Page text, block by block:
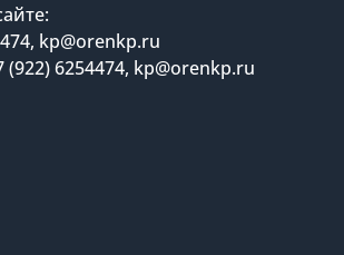
kp@orenkp.ru
(922) 6254474, kp@orenkp.ru